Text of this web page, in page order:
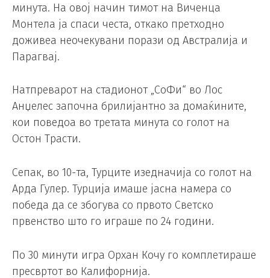
минута. На овој начин тимот на Виченца
Монтела ја спаси честа, откако претходно
доживеа неочекувани порази од Австралија и
Парагвај.
Натпреварот на стадионот „СоФи“ во Лос
Анџелес започна брилијантно за домаќините,
кои поведоа во третата минута со голот на
Остон Трасти.
Сепак, во 10-та, Турците изедначија со голот на
Арда Гулер. Турција имаше јасна намера со
победа да се збогува со првото Светско
првенство што го играше по 24 години.
По 30 минути игра Орхан Кочу го комплетираше
пресвртот во Калифорнија.